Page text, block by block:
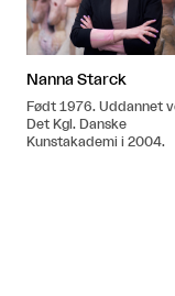
Nanna Starck
Født 1976. Uddannet
Det Kgl. Danske
Kunstakademi i 2004.